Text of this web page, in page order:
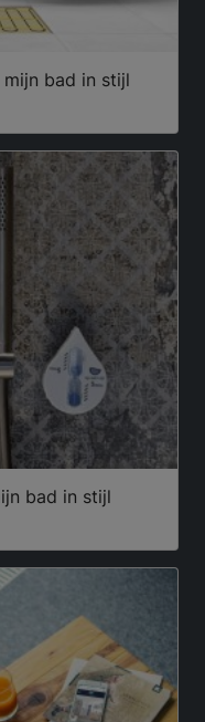
bad in stijl
bad in stijl